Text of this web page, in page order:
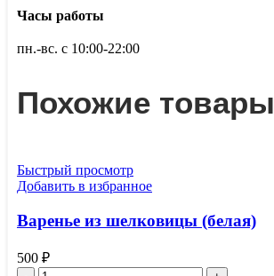
Часы работы
пн.-вс. с 10:00-22:00
Похожие товары
Быстрый просмотр
Добавить в избранное
Варенье из шелковицы (белая)
500 ₽